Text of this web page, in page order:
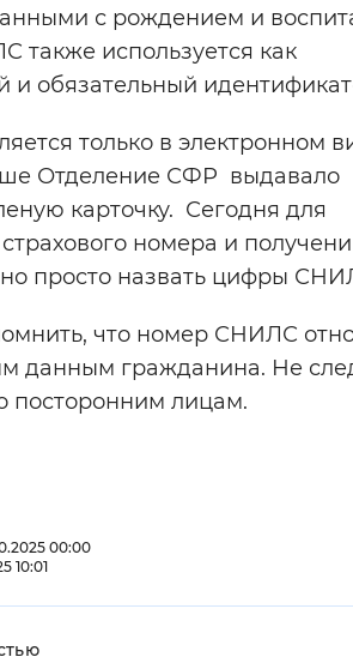
с рождением и
также используется как
и обязательный
только в электронном
Отделение СФР выдавало
карточку. Сегодня для
номера и
просто назвать цифры
что номер СНИЛС
данным гражданина. Не
посторонним лицам.
00:00
10:01